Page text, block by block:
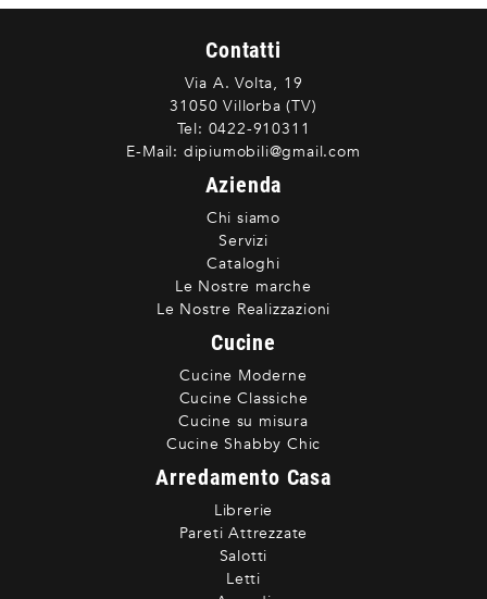
Contatti
Via A. Volta, 19
31050 Villorba (TV)
Tel: 0422-910311
E-Mail: dipiumobili@gmail.com
Azienda
Chi siamo
Servizi
Cataloghi
Le Nostre marche
Le Nostre Realizzazioni
Cucine
Cucine Moderne
Cucine Classiche
Cucine su misura
Cucine Shabby Chic
Arredamento Casa
Librerie
Pareti Attrezzate
Salotti
Letti